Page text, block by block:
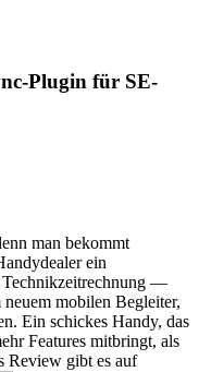
Plugin für SE-
man bekommt
ein
Technikzeitrechnung —
mobilen Begleiter,
Ein schickes Handy, das
Features mitbringt, als
Review gibt es auf